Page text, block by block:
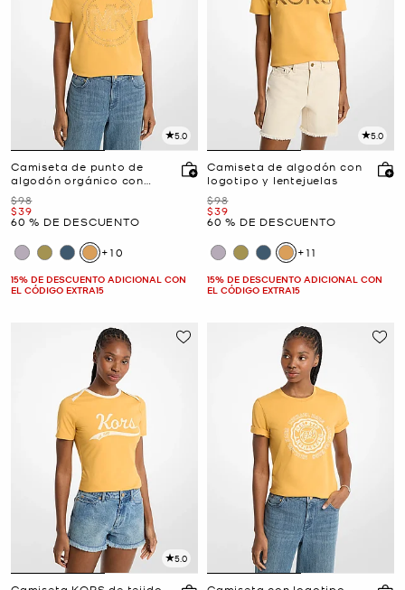
5.0
Camiseta de punto de
algodón orgánico con
logotipo con tachuelas
Era
$98
Ahora
$39
60 % DE DESCUENTO
+10
15% DE DESCUENTO ADICIONAL CON
EL CÓDIGO EXTRA15
5.0
Camiseta de algodón con
logotipo y lentejuelas
Era
$98
Ahora
$39
60 % DE DESCUENTO
+11
15% DE DESCUENTO ADICIONAL CON
EL CÓDIGO EXTRA15
5.0